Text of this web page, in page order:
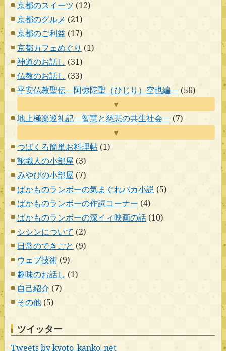
京都のスイーツ (12)
京都のグルメ (21)
京都のご利益 (17)
京都カフェめぐり (1)
神道のお話し (31)
仏教のお話し (33)
平安仏教聖伝―阿弥陀聖（ひじり）空也編―(56)
▼
地上極楽巡礼記―智慧と慈悲の共生社会―(7)
▼
つばくろ簡単お料理帖(1)
靴職人の小部屋 (3)
みやびの小部屋 (7)
ばかものランボーの気まぐれバカ小説(5)
ばかものランボーの作詞コーナー (4)
ばかものランボーの深イィ映画の話(10)
シシンについて (2)
日常のできごと (9)
ウェブ技術(9)
趣味のお話し (1)
自己紹介 (7)
その他(5)
ツイッター
Tweets by kyoto_kanko_net